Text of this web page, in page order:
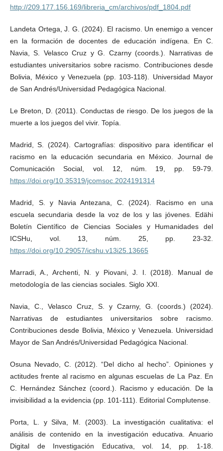
http://209.177.156.169/libreria_cm/archivos/pdf_1804.pdf
Landeta Ortega, J. G. (2024). El racismo. Un enemigo a vencer
en la formación de docentes de educación indígena. En C.
Navia, S. Velasco Cruz y G. Czarny (coords.). Narrativas de
estudiantes universitarios sobre racismo. Contribuciones desde
Bolivia, México y Venezuela (pp. 103-118). Universidad Mayor
de San Andrés/Universidad Pedagógica Nacional.
Le Breton, D. (2011). Conductas de riesgo. De los juegos de la
muerte a los juegos del vivir. Topía.
Madrid, S. (2024). Cartografías: dispositivo para identificar el
racismo en la educación secundaria en México. Journal de
Comunicación Social, vol. 12, núm. 19, pp. 59-79.
https://doi.org/10.35319/jcomsoc.2024191314
Madrid, S. y Navia Antezana, C. (2024). Racismo en una
escuela secundaria desde la voz de los y las jóvenes. Edähi
Boletín Científico de Ciencias Sociales y Humanidades del
ICSHu, vol. 13, núm. 25, pp. 23-32.
https://doi.org/10.29057/icshu.v13i25.13665
Marradi, A., Archenti, N. y Piovani, J. I. (2018). Manual de
metodología de las ciencias sociales. Siglo XXI.
Navia, C., Velasco Cruz, S. y Czarny, G. (coords.) (2024).
Narrativas de estudiantes universitarios sobre racismo.
Contribuciones desde Bolivia, México y Venezuela. Universidad
Mayor de San Andrés/Universidad Pedagógica Nacional.
Osuna Nevado, C. (2012). “Del dicho al hecho”. Opiniones y
actitudes frente al racismo en algunas escuelas de La Paz. En
C. Hernández Sánchez (coord.). Racismo y educación. De la
invisibilidad a la evidencia (pp. 101-111). Editorial Complutense.
Porta, L. y Silva, M. (2003). La investigación cualitativa: el
análisis de contenido en la investigación educativa. Anuario
Digital de Investigación Educativa, vol. 14, pp. 1-18.